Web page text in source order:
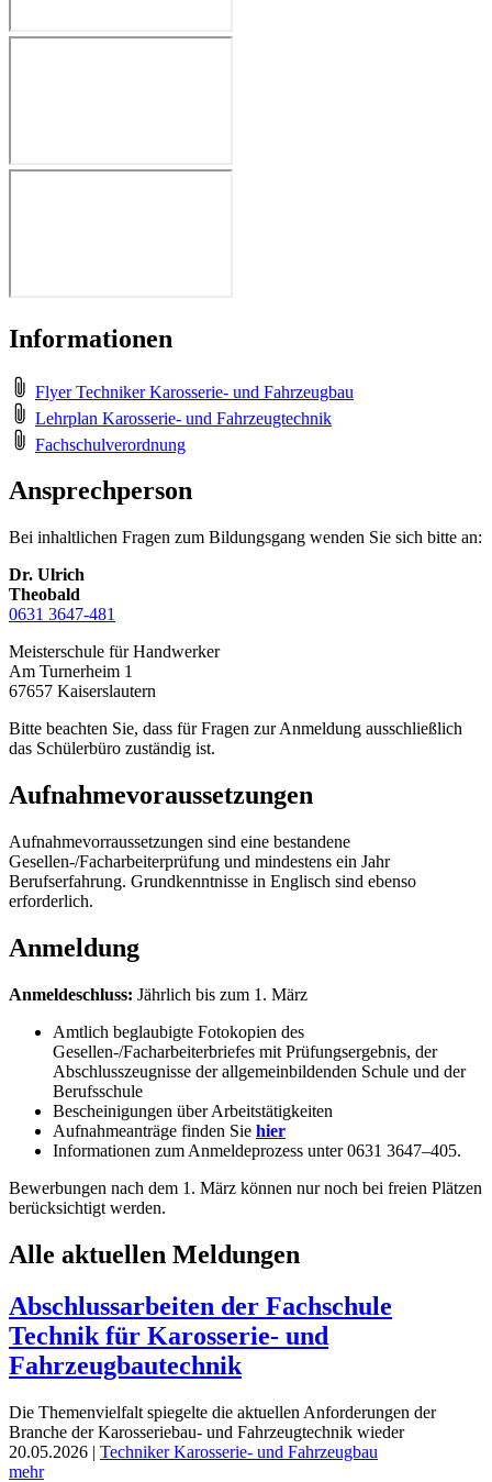
Informationen
Flyer Techniker Karosserie- und Fahrzeugbau
Lehrplan Karosserie- und Fahrzeugtechnik
Fachschulverordnung
Ansprechperson
Bei inhaltlichen Fragen zum Bildungsgang wenden Sie sich bitte an:
Dr. Ulrich
Theobald
0631 3647-481
Meisterschule für Handwerker
Am Turnerheim 1
67657 Kaiserslautern
Bitte beachten Sie, dass für Fragen zur Anmeldung ausschließlich
das Schülerbüro zuständig ist.
Aufnahmevoraussetzungen
Aufnahmevorraussetzungen sind eine bestandene
Gesellen-/Facharbeiterprüfung und mindestens ein Jahr
Berufserfahrung. Grundkenntnisse in Englisch sind ebenso
erforderlich.
Anmeldung
Anmeldeschluss: Jährlich bis zum 1. März
Amtlich beglaubigte Fotokopien des
Gesellen-/Facharbeiterbriefes mit Prüfungsergebnis, der
Abschlusszeugnisse derallgemeinbildenden Schule und der
Berufsschule
Bescheinigungen über Arbeitstätigkeiten
Aufnahmeanträge finden Sie hier
Informationen zum Anmeldeprozess unter 0631 3647–405.
Bewerbungen nach dem 1. März können nur noch bei freien Plätzen
berücksichtigt werden.
Alle aktuellen Meldungen
Abschlussarbeiten der Fachschule
Technik für Karosserie- und
Fahrzeugbautechnik
Die Themenvielfalt spiegelte die aktuellen Anforderungen der
Branche der Karosseriebau- und Fahrzeugtechnik wieder
20.05.2026 | Techniker Karosserie- und Fahrzeugbau
mehr